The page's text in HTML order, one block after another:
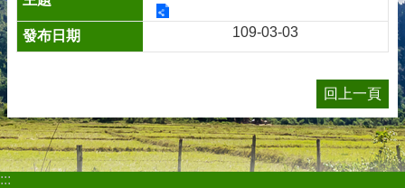
109-03-03
回上一頁
:::